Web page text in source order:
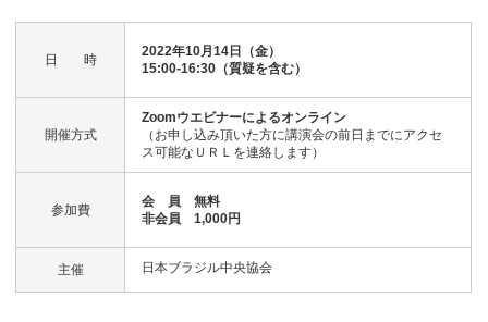
日 時
2022年10月14日（金）
15:00-16:30（質疑を含む）
開催方式
Zoomウエビナーによるオンライン
（お申し込み頂いた方に講演会の前日までにアクセ
ス可能なＵＲＬを連絡します）
参加費
会 員 無料
非会員 1,000円
主催 日本ブラジル中央協会